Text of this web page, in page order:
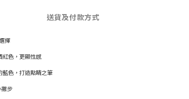
送貨及付款方式
擇
紅色，更顯性感
藍色，打造點睛之筆
步